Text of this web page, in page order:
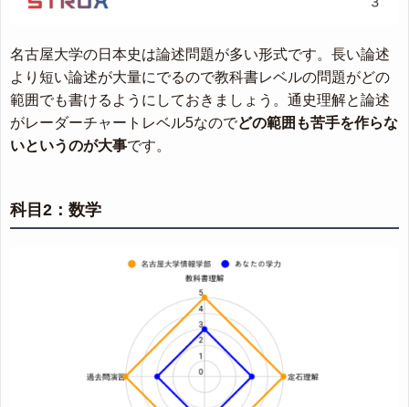
名古屋大学の日本史は論述問題が多い形式です。長い論述
より短い論述が大量にでるので教科書レベルの問題がどの
範囲でも書けるようにしておきましょう。通史理解と論述
がレーダーチャートレベル5なのでどの範囲も苦手を作らな
いというのが大事です。
科目2：数学